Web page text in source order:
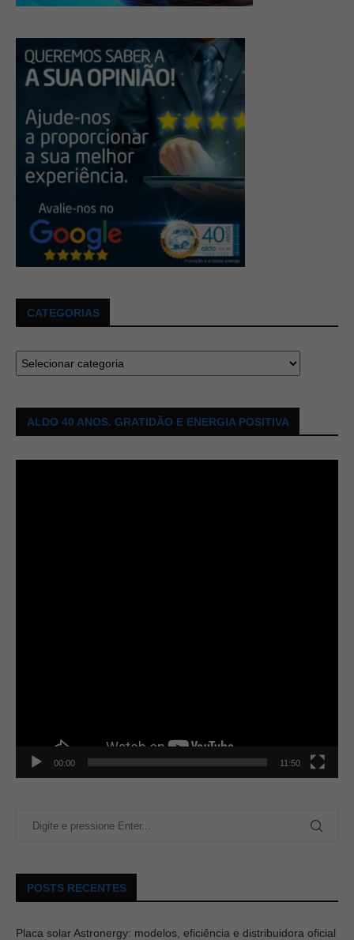
CATEGORIAS
ALDO 40 ANOS. GRATIDÃO E ENERGIA POSITIVA
00:00 11:50
POSTS RECENTES
Placa solar Astronergy: modelos, eficiência e distribuidora oficial